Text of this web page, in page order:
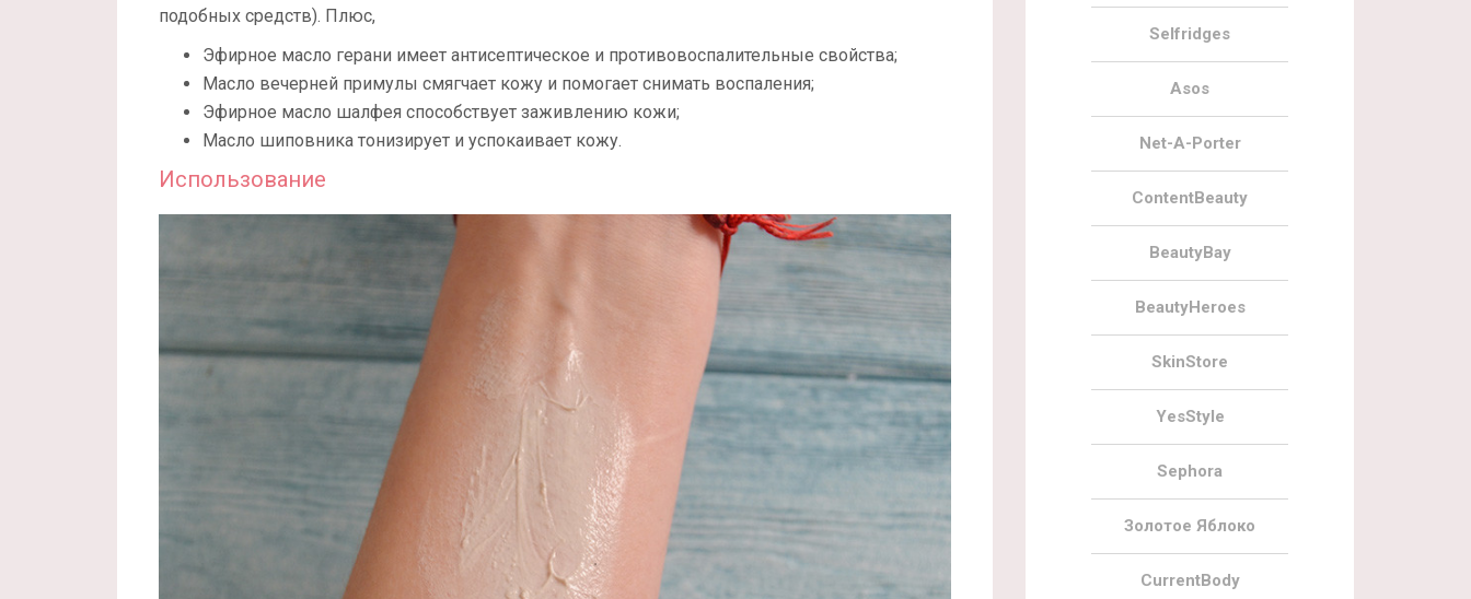
подобных средств). Плюс,
Эфирное масло герани имеет антисептическое и противовоспалительные свойства;
Масло вечерней примулы смягчает кожу и помогает снимать воспаления;
Эфирное масло шалфея способствует заживлению кожи;
Масло шиповника тонизирует и успокаивает кожу.
Использование
Selfridges
Asos
Net-A-Porter
ContentBeauty
BeautyBay
BeautyHeroes
SkinStore
YesStyle
Sephora
Золотое Яблоко
CurrentBody